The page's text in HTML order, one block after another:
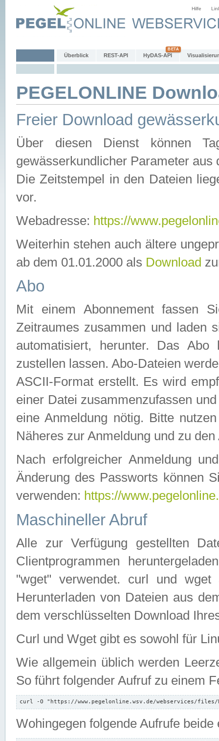
Hilfe
Überblick REST-API HyDAS-API
PEGELONLINE
Freier Download
Über diesen Dienst können
gewässerkundlicher Parameter aus
Die Zeitstempel in den Dateien
vor.
Webadresse: https://
Weiterhin stehen auch ältere
ab dem 01.01.2000 als Download
Abo
Mit einem Abonnement fassen
Zeitraumes zusammen und laden
automatisiert, herunter. Das
zustellen lassen. Abo-Dateien
ASCII-Format erstellt. Es wird
einer Datei zusammenzufassen
eine Anmeldung nötig. Bitte
Näheres zur Anmeldung und zu
Nach erfolgreicher Anmeldung
Änderung des Passworts können
verwenden: https://
Maschineller Abruf
Alle zur Verfügung gestellten
Clientprogrammen
"wget" verwendet. curl und wget
Herunterladen von Dateien aus
dem verschlüsselten Download
Curl und Wget gibt es sowohl für
Wie allgemein üblich werden
So führt folgender Aufruf zu einem
curl -O "https://www.pegelonline.wsv.de/webservices/files/
Wohingegen folgende Aufrufe beide